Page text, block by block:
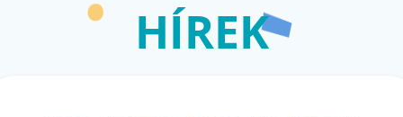
HÍREK